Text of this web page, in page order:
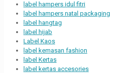
label hampers idul fitri
label hampers natal packaging
label hangtag
label hijab
Label Kaos
label kemasan fashion
label Kertas
label kertas accesories